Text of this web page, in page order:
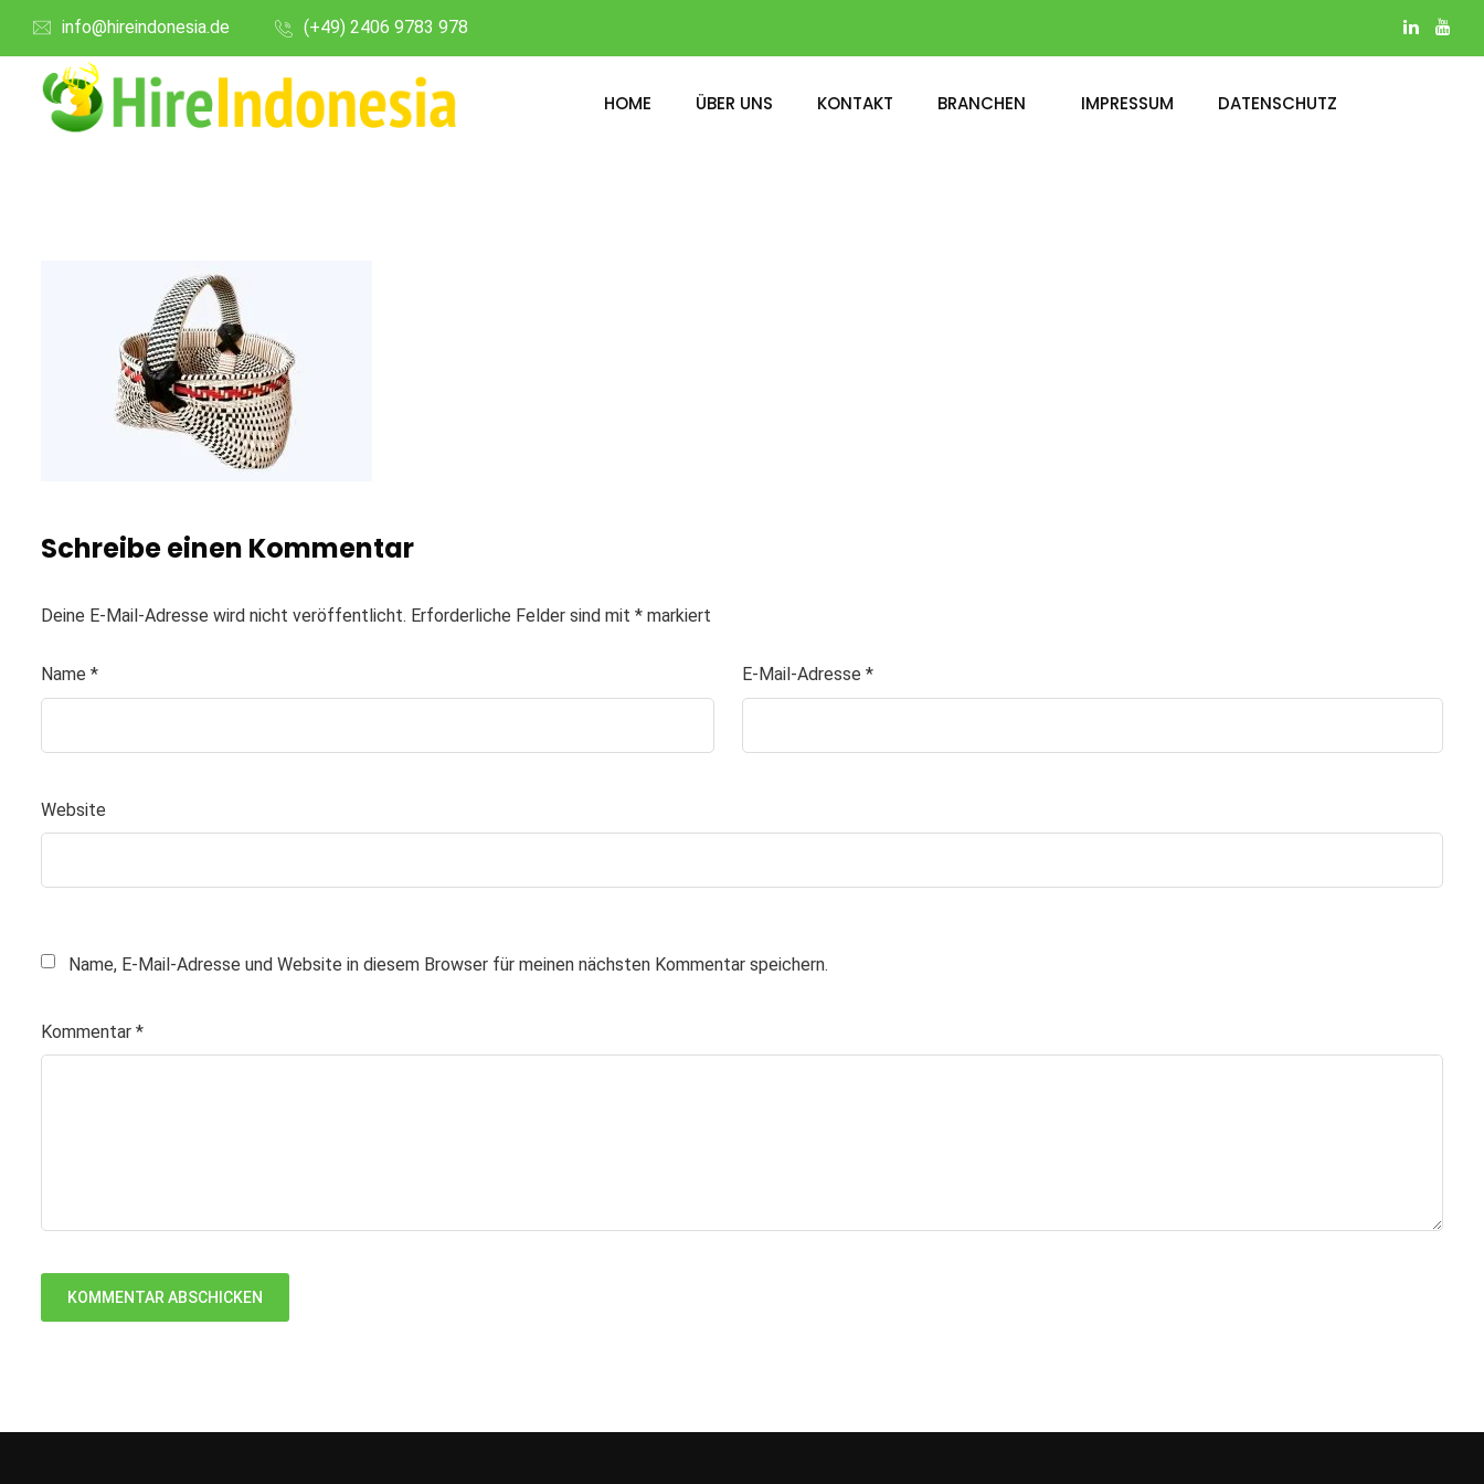
info@hireindonesia.de (+49) 2406 9783 978
HOME ÜBER UNS KONTAKT BRANCHEN IMPRESSUM DATENSCHUTZ
Schreibe einen Kommentar
Deine E-Mail-Adresse wird nicht veröffentlicht. Erforderliche Felder sind mit * markiert
Name * E-Mail-Adresse *
Website
Name, E-Mail-Adresse und Website in diesem Browser für meinen nächsten Kommentar speichern.
Kommentar *